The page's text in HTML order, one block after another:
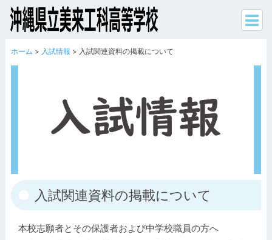
ホーム > 入試情報 > 入試関連資料の掲載について
入試関連資料の掲載について
本校志願者とその保護者および中学校職員の方へ